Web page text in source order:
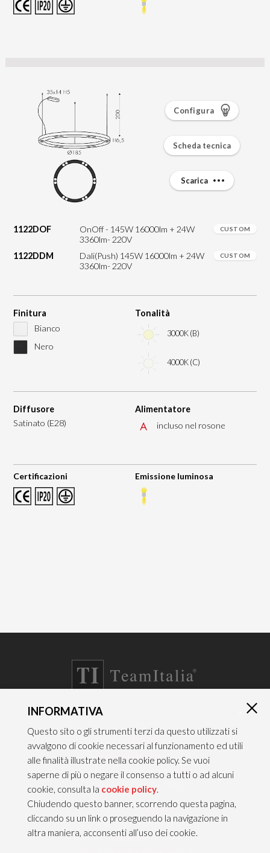
1122DOF
OnOff - 145W 16000lm + 24W
3360lm- 220V
CUSTOM
1122DDM
Dali(Push) 145W 16000lm + 24W
3360lm- 220V
CUSTOM
Finitura
Bianco
Nero
Tonalità
3000K (B)
4000K (C)
Diffusore
Satinato (E28)
Alimentatore
incluso nel rosone
Certificazioni Emissione luminosa
Configura
Scheda tecnica
Scarica
CONTATTI
TEAM ITALIA S.R.L.
Via dell’Artigianato 21
Caselle di Sommacampagna
37066 VERONA — ITALY
Tel 045/8581640
Fax 045/8581650
info@teamitaliailluminazione.it
INFORMATIVA
Questo sito o gli strumenti terzi da questo utilizzati si
avvalgono di cookie necessari al funzionamento ed utili
alle finalità illustrate nella cookie policy. Se vuoi
saperne di più o negare il consenso a tutti o ad alcuni
cookie, consulta la cookie policy.
Chiudendo questo banner, scorrendo questa pagina,
cliccando su un link o proseguendo la navigazione in
altra maniera, acconsenti all’uso dei cookie.